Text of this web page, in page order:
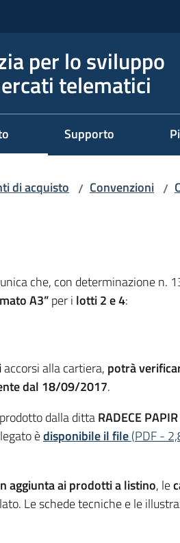
per lo sviluppo
telematici
Supporto
di acquisto / Convenzioni /
che, con determinazione n.
A3”per i lotti 2 e 4:
accorsi alla cartiera, potrà
dal 18/09/2017.
prodotto dalla dittaRADECE
èdisponibile il file(PDF-
aggiunta ai prodotti a listino, le
Le schede tecniche e le